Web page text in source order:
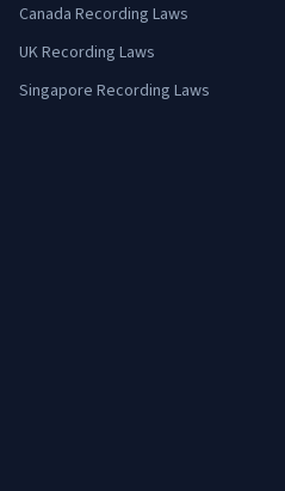
Canada Recording Laws
UK Recording Laws
Singapore Recording Laws